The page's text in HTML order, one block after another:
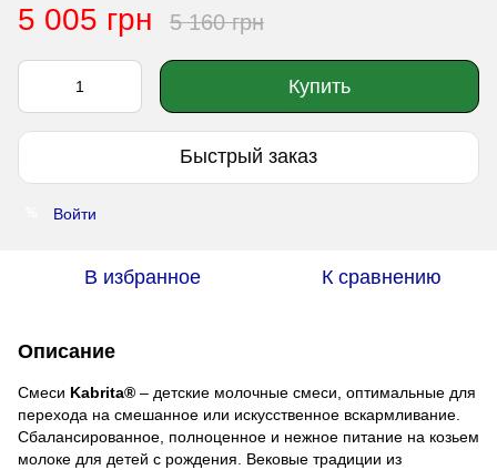
5 005 грн 5 160 грн
Купить
Быстрый заказ
Войти
В избранное К сравнению
Описание
Смеси Kabrita® – детские молочные смеси, оптимальные для
перехода на смешанное или искусственное вскармливание.
Сбалансированное, полноценное и нежное питание на козьем
молоке для детей с рождения. Вековые традиции из